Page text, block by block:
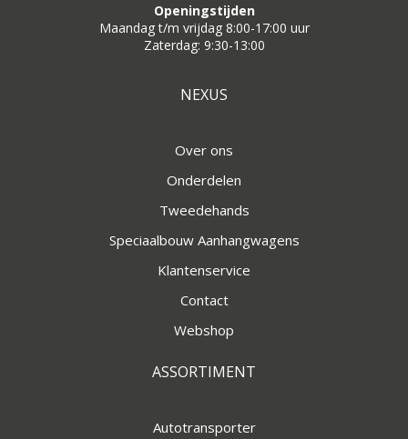
Openingstijden
Maandag t/m vrijdag 8:00-17:00 uur
Zaterdag: 9:30-13:00
NEXUS
Over ons
Onderdelen
Tweedehands
Speciaalbouw Aanhangwagens
Klantenservice
Contact
Webshop
ASSORTIMENT
Autotransporter